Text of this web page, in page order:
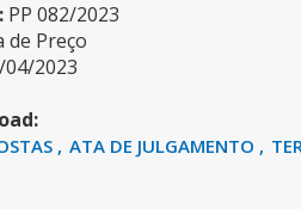
PP 082/2023
de Preço
04/2023
ATA DE JULGAMENTO